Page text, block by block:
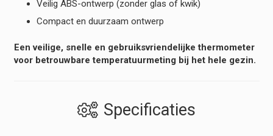
Veilig ABS-ontwerp (zonder glas of kwik)
Compact en duurzaam ontwerp
Een veilige, snelle en gebruiksvriendelijke thermometer
voor betrouwbare temperatuurmeting bij het hele gezin.
Specificaties